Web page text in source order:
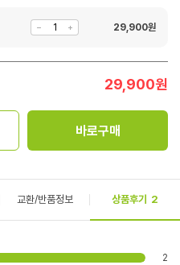
29,900원
29,900원
바로구매
교환/반품정보 상품후기 2
2